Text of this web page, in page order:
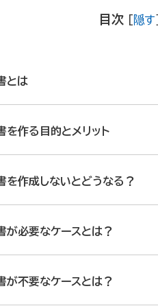
目次 隠す
とは
を作る目的とメリット
を作成しないとどうなる？
が必要なケースとは？
が不要なケースとは？